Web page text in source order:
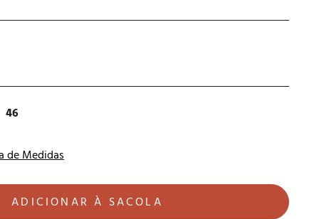
46
de Medidas
ADICIONAR À SACOLA